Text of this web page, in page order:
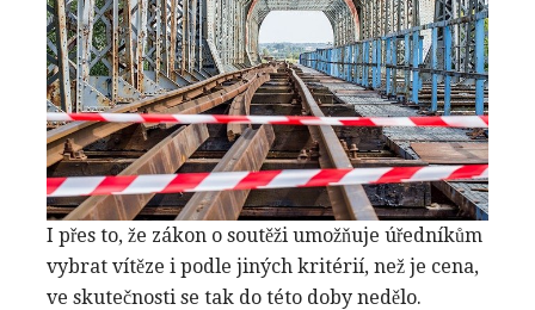
I přes to, že zákon o soutěži umožňuje úředníkům
vybrat vítěze i podle jiných kritérií, než je cena,
ve skutečnosti se tak do této doby nedělo.